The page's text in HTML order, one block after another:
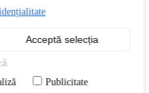
Acceptă selecția
Publicitate